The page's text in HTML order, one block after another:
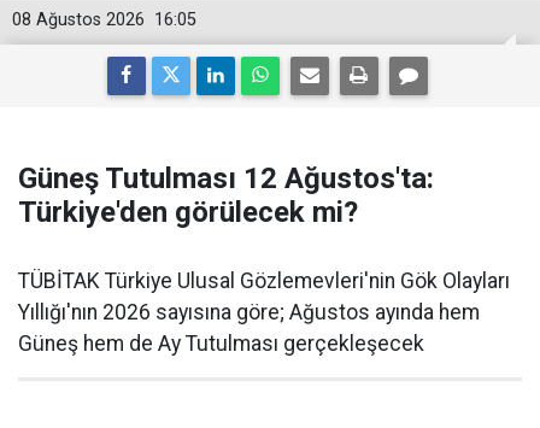
16:05
08 Ağustos 2026
Güneş Tutulması 12 Ağustos'ta:
Türkiye'den görülecek mi?
TÜBİTAK Türkiye Ulusal Gözlemevleri'nin Gök Olayları
Yıllığı'nın 2026 sayısına göre; Ağustos ayında hem
Güneş hem de Ay Tutulması gerçekleşecek